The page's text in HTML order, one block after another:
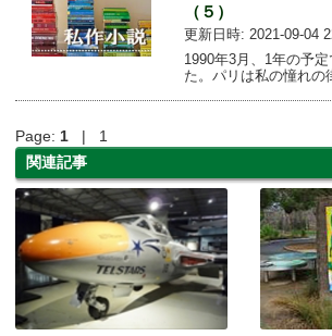
（５）
更新日時: 2021-09-04
1990年3月、1年の予
た。パリは私の憧れの
Page: 1 | 1
関連記事